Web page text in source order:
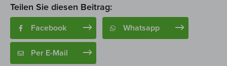
Teilen Sie diesen Beitrag:
Facebook Whatsapp
Per E-Mail